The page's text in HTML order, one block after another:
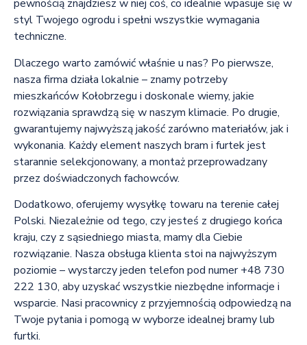
pewnością znajdziesz w niej coś, co idealnie wpasuje się w
styl Twojego ogrodu i spełni wszystkie wymagania
techniczne.
Dlaczego warto zamówić właśnie u nas? Po pierwsze,
nasza firma działa lokalnie – znamy potrzeby
mieszkańców Kołobrzegu i doskonale wiemy, jakie
rozwiązania sprawdzą się w naszym klimacie. Po drugie,
gwarantujemy najwyższą jakość zarówno materiałów, jak i
wykonania. Każdy element naszych bram i furtek jest
starannie selekcjonowany, a montaż przeprowadzany
przez doświadczonych fachowców.
Dodatkowo, oferujemy wysyłkę towaru na terenie całej
Polski. Niezależnie od tego, czy jesteś z drugiego końca
kraju, czy z sąsiedniego miasta, mamy dla Ciebie
rozwiązanie. Nasza obsługa klienta stoi na najwyższym
poziomie – wystarczy jeden telefon pod numer +48 730
222 130, aby uzyskać wszystkie niezbędne informacje i
wsparcie. Nasi pracownicy z przyjemnością odpowiedzą na
Twoje pytania i pomogą w wyborze idealnej bramy lub
furtki.